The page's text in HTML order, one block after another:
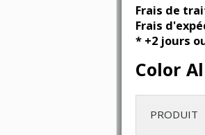
Frais de
Frais
* +2 jours
Color
PRODUIT